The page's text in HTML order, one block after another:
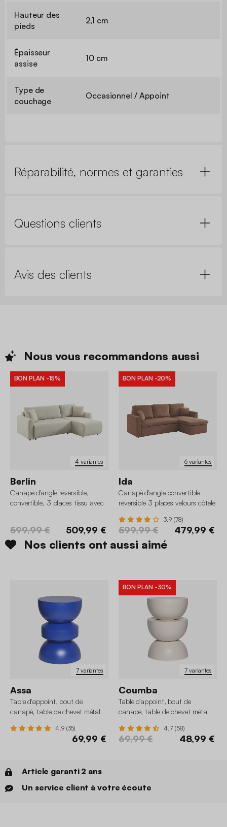
Hauteur des
pieds
2,1 cm
Épaisseur
assise
10 cm
Type de
couchage
Occasionnel / Appoint
Réparabilité, normes et garanties
Questions clients
Avis des clients
Nous vous recommandons aussi
4 variantes
BON PLAN -15%
Berlin
Canapé d'angle réversible,
convertible, 3 places tissu avec
599,99 € 509,99 €
6 variantes
BON PLAN -20%
Ida
Canapé d'angle convertible
réversible 3 places velours côtelé
3.9 (78)
599,99 € 479,99 €
Nos clients ont aussi aimé
7 variantes
Assa
Table d'appoint, bout de
canapé, table de chevet métal
4.9 (35)
69,99 €
7 variantes
BON PLAN -30%
Coumba
Table d'appoint, bout de
canapé, table de chevet métal
4.7 (58)
69,99 € 48,99 €
Article garanti 2 ans
Un service client à votre écoute